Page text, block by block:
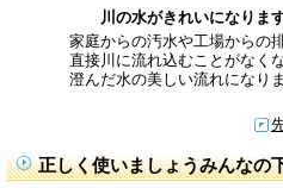
川の水がきれいになりま
家庭からの汚水や工場からの
直接川に流れ込むことがなくな
澄んだ水の美しい流れになりま
正しく使いましょうみんなの